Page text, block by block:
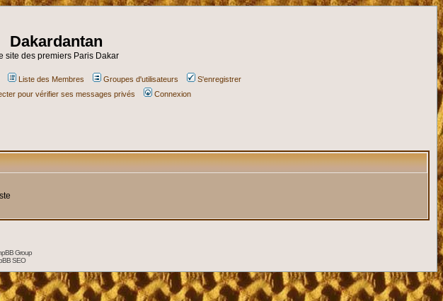
Dakardantan
site des premiers Paris Dakar
Liste des Membres Groupes d'utilisateurs
S'enregistrer
pour vérifier ses messages privés Connexion
Group
SEO